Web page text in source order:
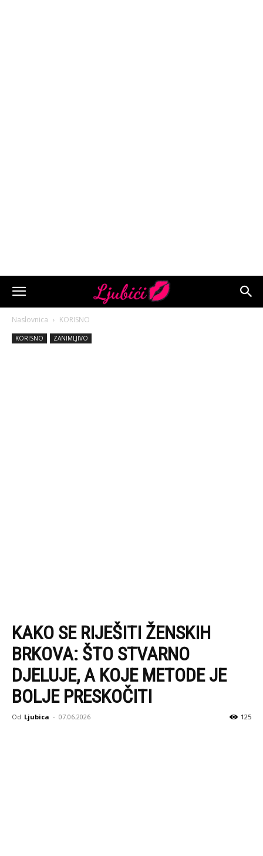
Naslovnica KORISNO
KORISNO ZANIMLJIVO
KAKO SE RIJEŠITI ŽENSKIH
BRKOVA: ŠTO STVARNO
DJELUJE, A KOJE METODE JE
BOLJE PRESKOČITI
Od Ljubica - 07.06.2026 125